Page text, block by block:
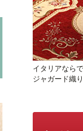
イタリアなら
ジャガード織